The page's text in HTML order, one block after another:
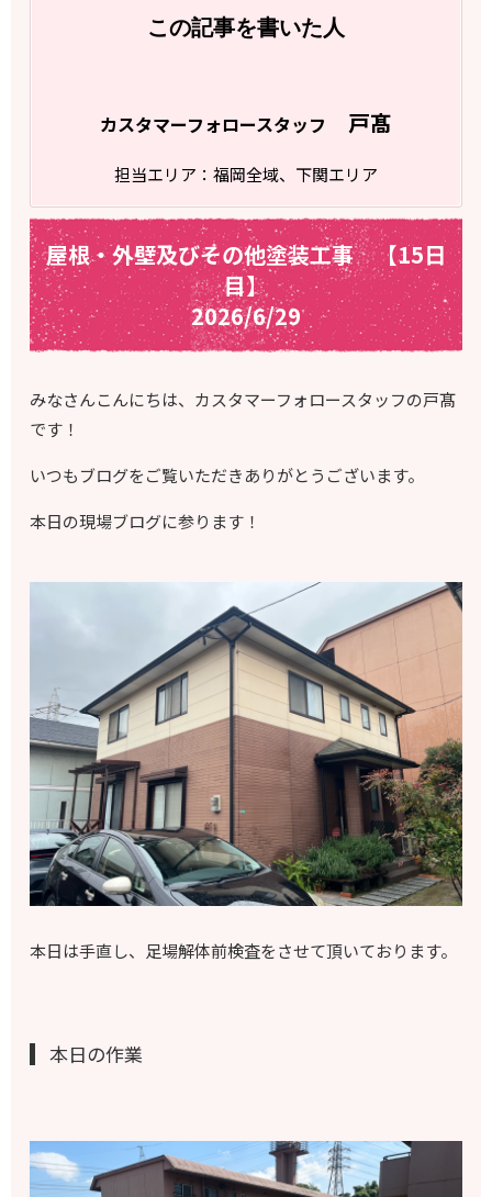
この記事を書いた人
カスタマーフォロースタッフ 戸髙
担当エリア：福岡全域、下関エリア
屋根・外壁及びその他塗装工事 【15日
目】
2026/6/29
みなさんこんにちは、カスタマーフォロースタッフの戸髙
です！
いつもブログをご覧いただきありがとうございます。
本日の現場ブログに参ります！
本日は手直し、足場解体前検査をさせて頂いております。
本日の作業